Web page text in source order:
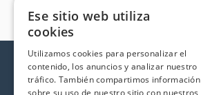
Ese sitio web utiliza
cookies
Utilizamos cookies para personalizar el
contenido, los anuncios y analizar nuestro
tráfico. También compartimos información
sobre su uso de nuestro sitio con nuestros